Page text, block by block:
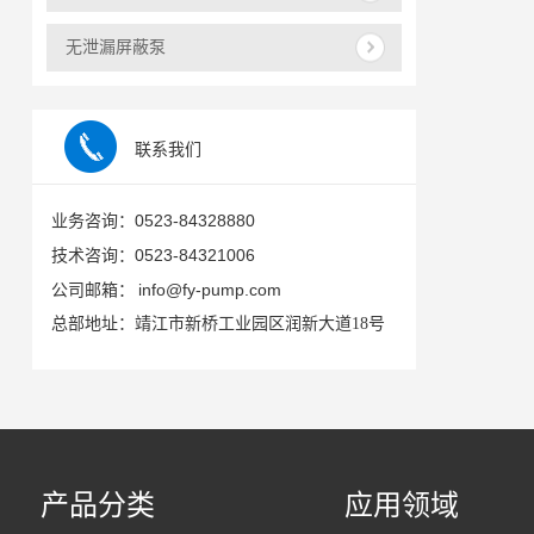
无泄漏屏蔽泵
联系我们
业务咨询： 0523-84328880
技术咨询： 0523-84321006
公司邮箱： info@fy-pump.com
总部地址：靖江市新桥工业园区润新大道18号
产品分类 应用领域